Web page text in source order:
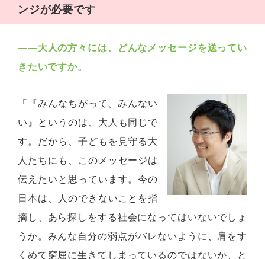
ンジが必要です
――大人の方々には、どんなメッセージを送ってい
きたいですか。
「『みんなちがって、みんない
い』というのは、大人も同じで
す。だから、子どもを見守る大
人たちにも、このメッセージは
伝えたいと思っています。今の
日本は、人のできないことを指
摘し、あら探しをする社会になってはいないでしょ
うか。みんな自分の弱点がバレないように、肩をす
くめて窮屈に生きてしまっているのではないか、と